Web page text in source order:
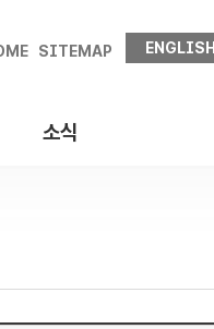
SITEMAP ENGLISH
소식